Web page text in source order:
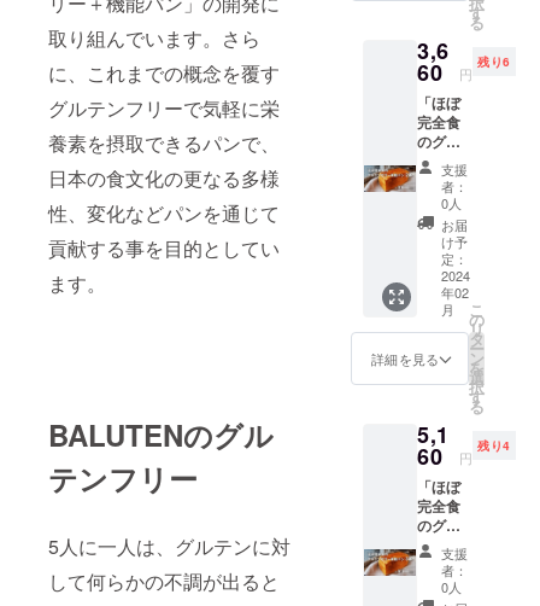
取り組んでいます。さら
に、これまでの概念を覆す
グルテンフリーで気軽に栄
養素を摂取できるパンで、
日本の食文化の更なる多様
性、変化などパンを通じて
貢献する事を目的としてい
ます。
BALUTENのグル
テンフリー
5人に一人は、グルテンに対
して何らかの不調が出ると
す
る
3,6
60 円
残り6
「ほぼ
完全食
のグル
テンフ
リー米
粉パ
ン」2本
（2本
3,000円
＋送料
660円）
支援
者：
0人
お届
け予
定：
2024
年02
月
詳細を見る
こ
の
リ
タ
ー
ン
を
選
択
す
る
5,1
60 円
残り4
「ほぼ
完全食
のグル
テンフ
リー米
粉パ
支援
者：
0人